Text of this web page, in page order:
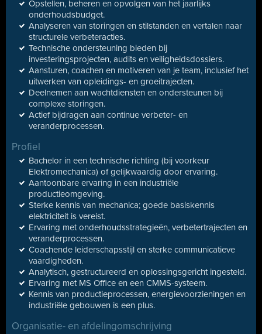
Opstellen, beheren en opvolgen van het jaarlijks
onderhoudsbudget.
Analyseren van storingen en stilstanden en vertalen naar
structurele verbeteracties.
Technische ondersteuning bieden bij
investeringsprojecten, audits en veiligheidsdossiers.
Aansturen, coachen en motiveren van je team, inclusief het
uitwerken van opleidings- en groeitrajecten.
Deelnemen aan wachtdiensten en ondersteunen bij
complexe storingen.
Actief bijdragen aan continue verbeter- en
veranderprocessen.
Profiel
Bachelor in een technische richting (bij voorkeur
Elektromechanica) of gelijkwaardig door ervaring.
Aantoonbare ervaring in een industriële
productieomgeving.
Sterke kennis van mechanica; goede basiskennis
elektriciteit is vereist.
Ervaring met onderhoudsstrategieën, verbetertrajecten en
veranderprocessen.
Coachende leiderschapsstijl en sterke communicatieve
vaardigheden.
Analytisch, gestructureerd en oplossingsgericht ingesteld.
Ervaring met MS Office en een CMMS-systeem.
Kennis van productieprocessen, energievoorzieningen en
industriële gebouwen is een plus.
Organisatie- en afdelingomschrijving